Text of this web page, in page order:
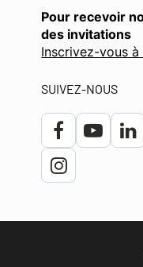
Pour recevoir
des invitations
Inscrivez-vous
SUIVEZ-NOUS
Lien
vers
compte
Lien
Lien